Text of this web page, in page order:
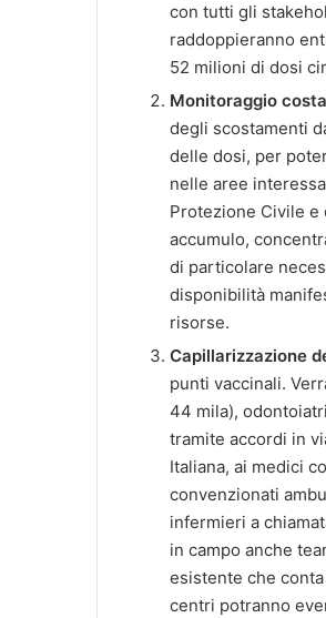
con tutti gli
raddoppieranno
52 milioni di dosi
Monitoraggio
degli scostamenti
delle dosi, per
nelle aree
Protezione Civile
accumulo,
di particolare
disponibilità
risorse.
Capillarizzazione
punti vaccinali.
44 mila),
tramite accordi in
Italiana, ai medici
convenzionati
infermieri a
in campo anche
esistente che
centri potranno